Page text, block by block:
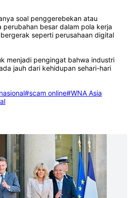
soal penggerebekan atau
besar dalam pola kerja
seperti perusahaan digital
menjadi pengingat bahwa industri
jauh dari kehidupan sehari-hari
#scam online#WNA Asia